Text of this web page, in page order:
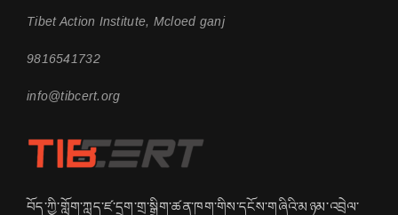
Tibet Action Institute, Mcloed ganj
9816541732
info@tibcert.org
བོད་ཀྱི་གློག་ཀླད་ཛ་དྲག་གྲ་སྒྲིག་ཚན་ཁག་གིས་དངོས་གཞིའི་མཉམ་འབྲེལ་